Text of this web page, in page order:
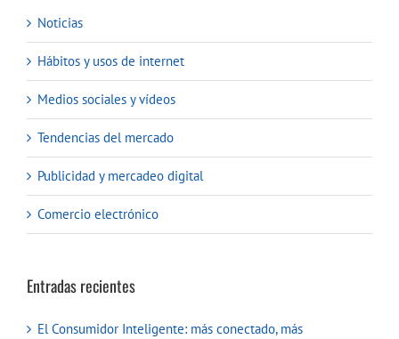
Noticias
Hábitos y usos de internet
Medios sociales y vídeos
Tendencias del mercado
Publicidad y mercadeo digital
Comercio electrónico
Entradas recientes
El Consumidor Inteligente: más conectado, más